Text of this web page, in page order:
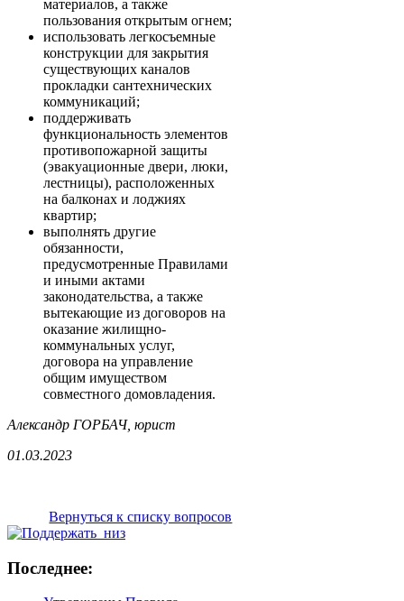
материалов, а также
пользования открытым огнем;
использовать легкосъемные
конструкции для закрытия
существующих каналов
прокладки сантехнических
коммуникаций;
поддерживать
функциональность элементов
противопожарной защиты
(эвакуационные двери, люки,
лестницы), расположенных
на балконах и лоджиях
квартир;
выполнять другие
обязанности,
предусмотренные Правилами
и иными актами
законодательства, а также
вытекающие из договоров на
оказание жилищно-
коммунальных услуг,
договора на управление
общим имуществом
совместного домовладения.
Александр ГОРБАЧ, юрист
01.03.2023
Вернуться к списку вопросов
Последнее: